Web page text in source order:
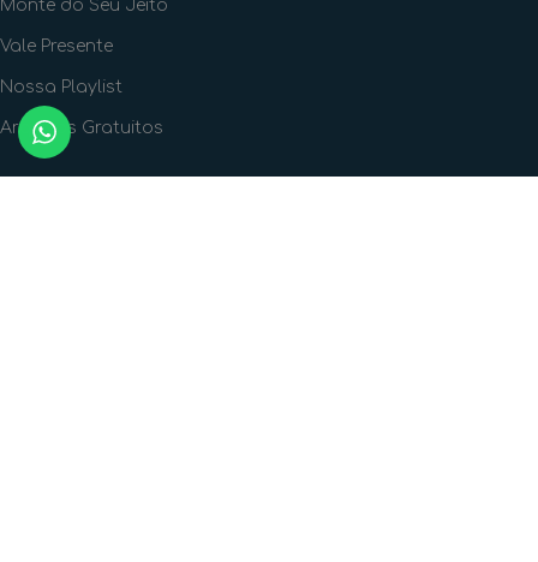
Monte do Seu Jeito
Vale Presente
Nossa Playlist
Arquivos Gratuitos